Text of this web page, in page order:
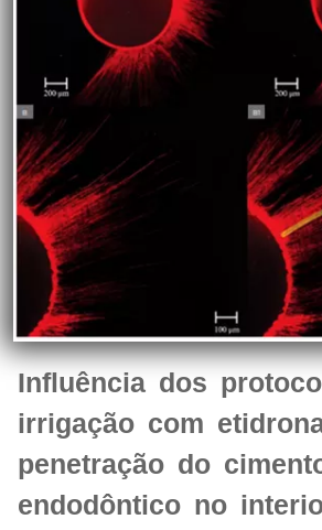
Influência dos
irrigação com
penetração do
endodôntico no